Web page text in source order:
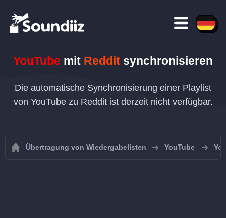
YouTube mit Reddit synchronisieren
Die automatische Synchronisierung einer Playlist
von YouTube zu Reddit ist derzeit nicht verfügbar.
Übertragung von Wiedergabelisten YouTube